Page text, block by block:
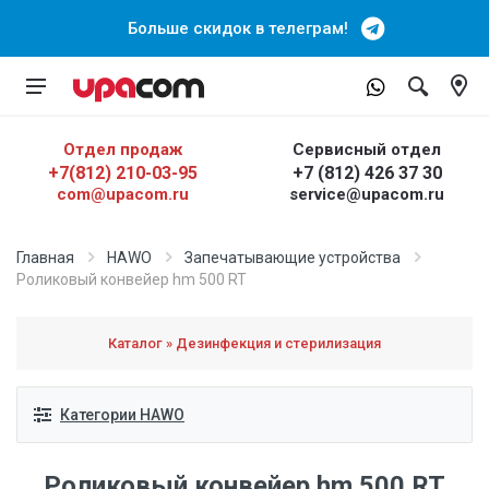
Больше скидок в телеграм!
Отдел продаж
+7(812) 210-03-95
com@upacom.ru
Сервисный отдел
+7 (812) 426 37 30
service@upacom.ru
Главная HAWO
Запечатывающие устройства
Роликовый конвейер hm 500 RT
Каталог » Дезинфекция и стерилизация
Категории HAWO